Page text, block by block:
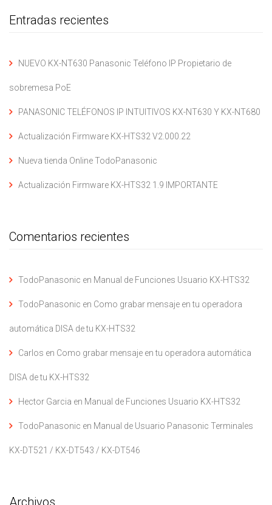
Entradas recientes
NUEVO KX-NT630 Panasonic Teléfono IP Propietario de
sobremesa PoE
PANASONIC TELÉFONOS IP INTUITIVOS KX-NT630 Y KX-NT680
Actualización Firmware KX-HTS32 V2.000.22
Nueva tienda Online TodoPanasonic
Actualización Firmware KX-HTS32 1.9 IMPORTANTE
Comentarios recientes
TodoPanasonic en Manual de Funciones Usuario KX-HTS32
TodoPanasonic en Como grabar mensaje en tu operadora
automática DISA de tu KX-HTS32
Carlos en Como grabar mensaje en tu operadora automática
DISA de tu KX-HTS32
Hector Garcia en Manual de Funciones Usuario KX-HTS32
TodoPanasonic en Manual de Usuario Panasonic Terminales
KX-DT521 / KX-DT543 / KX-DT546